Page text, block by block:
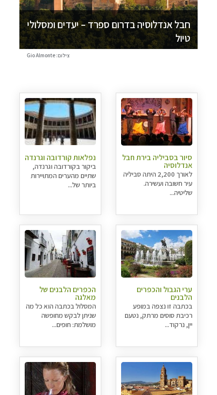
חבל אנדלוסיה בדרום ספרד – יעדים ומסלולי
טיול
צילום: Gio Almonte
סיור בסביליה בירת חבל
אנדלוסיה
לאורך 2,200 היתה סביליה
עיר חשובה ועשירה.
שליטיה...
נפלאות קורדובה וגרנדה
ביקור בקורדובה וגרנדה,
שתיים מהערים המתויירות
ביותר של...
ערי הגבול והכפרים
הלבנים
בכתבה זו נצפה במופע
רכיבת סוסים מרתק, נטעם
יין, נרקוד...
הכפרים הלבנים של
מאלגה
המסלול בכתבה הוא כל מה
שניתן לבקש מחופשה
מושלמת: חופים...